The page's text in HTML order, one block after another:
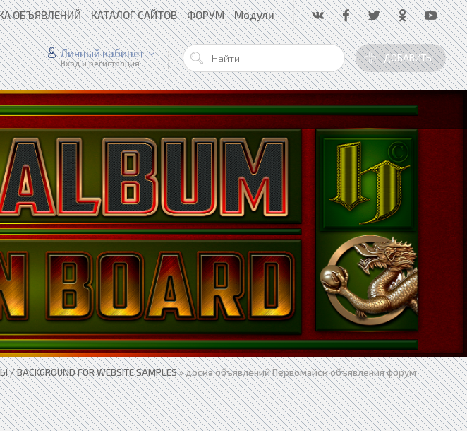
ОБЪЯВЛЕНИЙ КАТАЛОГ САЙТОВ ФОРУМ Модули
ДОБАВИТЬ
Личный кабинет
Вход и регистрация
FOR WEBSITE SAMPLES» доска объявлений Первомайск объявления форум